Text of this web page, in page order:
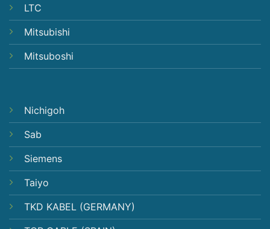
LTC
Mitsubishi
Mitsuboshi
Nichigoh
Sab
Siemens
Taiyo
TKD KABEL (GERMANY)